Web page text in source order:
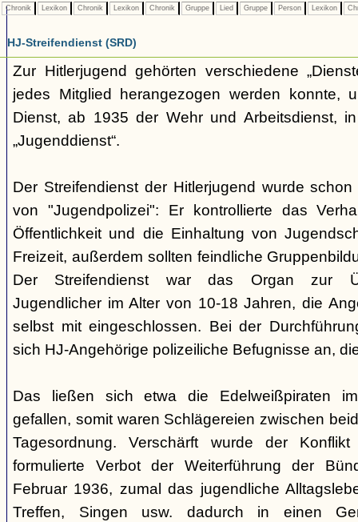
Chronik Lexikon Chronik Lexikon Chronik Gruppe Lied Gruppe Person Lexikon
HJ-Streifendienst (SRD)
Zur Hitlerjugend gehörten verschiedene
jedes Mitglied herangezogen werden konnte,
Dienst, ab 1935 der Wehr und Arbeitsdienst,
„Jugenddienst“.
Der Streifendienst der Hitlerjugend wurde
von "Jugendpolizei": Er kontrollierte das
Öffentlichkeit und die Einhaltung von
Freizeit, außerdem sollten feindliche
Der Streifendienst war das Organ zur
Jugendlicher im Alter von 10-18 Jahren, die
selbst mit eingeschlossen. Bei der
sich HJ-Angehörige polizeiliche Befugnisse an,
Das ließen sich etwa die Edelweißpiraten
gefallen, somit waren Schlägereien zwischen
Tagesordnung. Verschärft wurde der
formulierte Verbot der Weiterführung der
Februar 1936, zumal das jugendliche
Treffen, Singen usw. dadurch in einen